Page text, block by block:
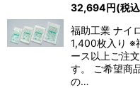
32,694円(税
福助工業 ナイ
1,400枚入り ※
ース以上ご注
す。 ご希望商
の…